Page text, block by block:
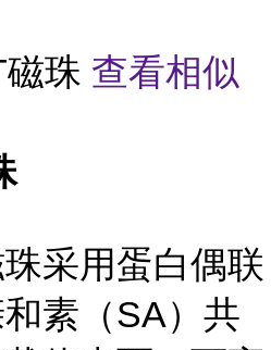
珠 查看相似
采用蛋白偶联
素（SA）共